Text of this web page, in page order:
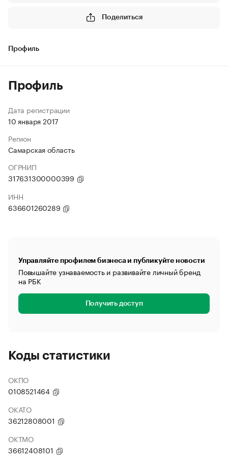
Поделиться
Профиль
Профиль
Дата регистрации
10 января 2017
Регион
Самарская область
ОГРНИП
317631300000399
ИНН
636601260289
Управляйте профилем бизнеса и публикуйте новости
Повышайте узнаваемость и развивайте личный бренд
на РБК
Получить доступ
Коды статистики
ОКПО
0108521464
ОКАТО
36212808001
ОКТМО
36612408101